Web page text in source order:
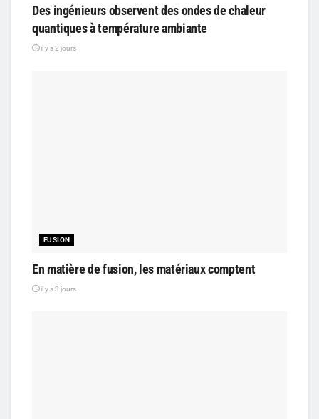
Des ingénieurs observent des ondes de chaleur
quantiques à température ambiante
il y a 2 jours
FUSION
En matière de fusion, les matériaux comptent
il y a 3 jours